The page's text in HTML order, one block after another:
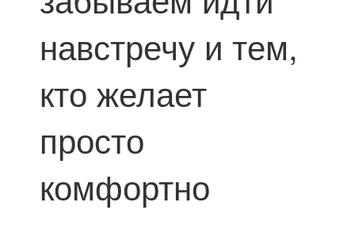
навстречу и тем,
кто желает
просто
комфортно